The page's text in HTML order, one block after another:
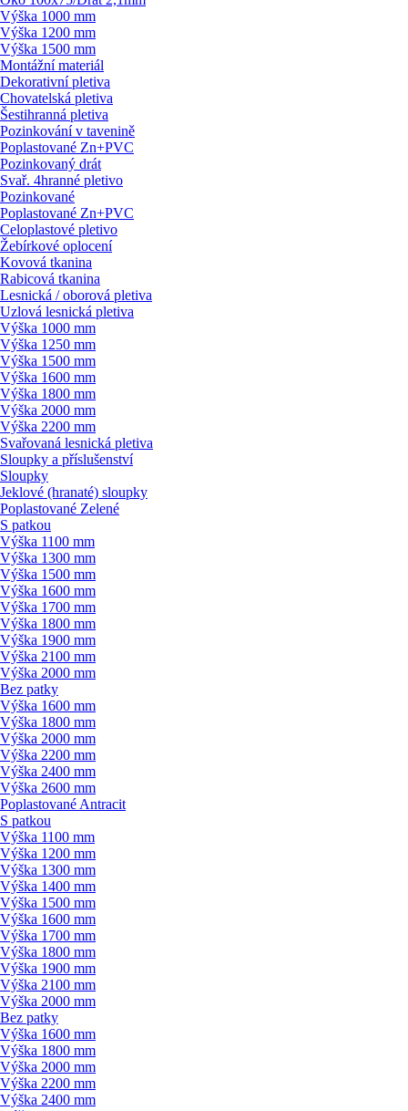
Výška 1000 mm
Výška 1200 mm
Výška 1500 mm
Montážní materiál
Dekorativní pletiva
Chovatelská pletiva
Šestihranná pletiva
Pozinkování v tavenině
Poplastované Zn+PVC
Pozinkovaný drát
Svař. 4hranné pletivo
Pozinkované
Poplastované Zn+PVC
Celoplastové pletivo
Žebírkové oplocení
Kovová tkanina
Rabicová tkanina
Lesnická / oborová pletiva
Uzlová lesnická pletiva
Výška 1000 mm
Výška 1250 mm
Výška 1500 mm
Výška 1600 mm
Výška 1800 mm
Výška 2000 mm
Výška 2200 mm
Svařovaná lesnická pletiva
Sloupky a příslušenství
Sloupky
Jeklové (hranaté) sloupky
Poplastované Zelené
S patkou
Výška 1100 mm
Výška 1300 mm
Výška 1500 mm
Výška 1600 mm
Výška 1700 mm
Výška 1800 mm
Výška 1900 mm
Výška 2100 mm
Výška 2000 mm
Bez patky
Výška 1600 mm
Výška 1800 mm
Výška 2000 mm
Výška 2200 mm
Výška 2400 mm
Výška 2600 mm
Poplastované Antracit
S patkou
Výška 1100 mm
Výška 1200 mm
Výška 1300 mm
Výška 1400 mm
Výška 1500 mm
Výška 1600 mm
Výška 1700 mm
Výška 1800 mm
Výška 1900 mm
Výška 2100 mm
Výška 2000 mm
Bez patky
Výška 1600 mm
Výška 1800 mm
Výška 2000 mm
Výška 2200 mm
Výška 2400 mm